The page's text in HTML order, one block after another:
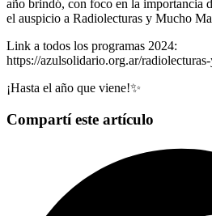
año brindó, con foco en la importancia
el auspicio a Radiolecturas y Mucho
Link a todos los programas 2024:
https://azulsolidario.org.ar/
¡Hasta el año que viene!✨
Compartí este artículo